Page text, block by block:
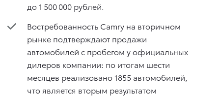
до 1 500 000 рублей.
Востребованность Camry на вторичном
рынке подтверждают продажи
автомобилей с пробегом у официальных
дилеров компании: по итогам шести
месяцев реализовано 1855 автомобилей,
что является вторым результатом